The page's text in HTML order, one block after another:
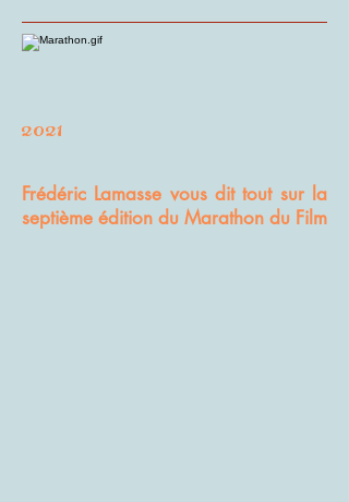
2021
Frédéric Lamasse vous dit tout sur la
septième édition du Marathon du Film